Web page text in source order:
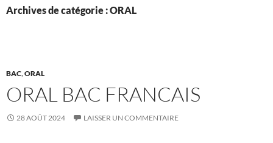
Archives de catégorie : ORAL
BAC,ORAL
ORAL BAC FRANCAIS
28 AOÛT 2024 LAISSER UN COMMENTAIRE